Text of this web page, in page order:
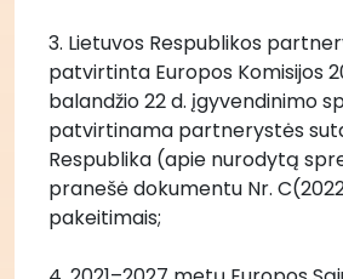
3. Lietuvos Respublikos
patvirtinta Europos Komisijos
balandžio 22 d. įgyvendinimo
patvirtinama partnerystės
Respublika (apie nurodytą
pranešė dokumentu Nr.
pakeitimais;